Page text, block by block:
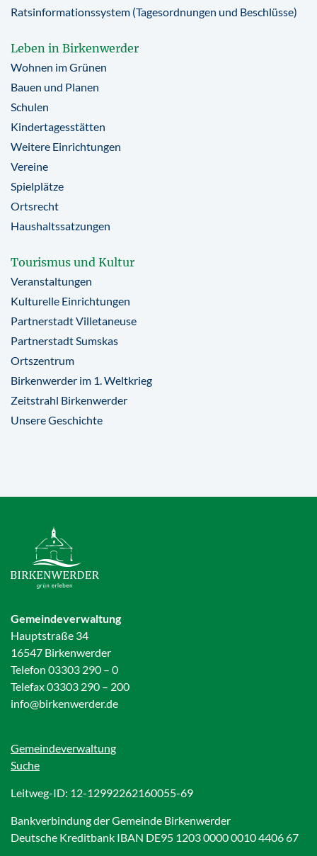
Ratsinformationssystem (Tagesordnungen und Beschlüsse)
Leben in Birkenwerder
Wohnen im Grünen
Bauen und Planen
Schulen
Kindertagesstätten
Weitere Einrichtungen
Vereine
Spielplätze
Ortsrecht
Haushaltssatzungen
Tourismus und Kultur
Veranstaltungen
Kulturelle Einrichtungen
Partnerstadt Villetaneuse
Partnerstadt Sumskas
Ortszentrum
Birkenwerder im 1. Weltkrieg
Zeitstrahl Birkenwerder
Unsere Geschichte
Gemeindeverwaltung
Hauptstraße 34
16547 Birkenwerder
Telefon 03303 290 – 0
Telefax 03303 290 – 200
info@birkenwerder.de
Gemeindeverwaltung
Suche
Leitweg-ID: 12-12992262160055-69
Bankverbindung der Gemeinde Birkenwerder
Deutsche Kreditbank IBAN DE95 1203 0000 0010 4406 67